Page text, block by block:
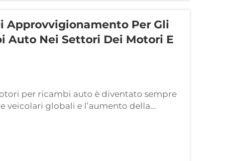
Approvvigionamento Per Gli
Auto Nei Settori Dei Motori E
per ricambi auto è diventato sempre
veicolari globali e l’aumento della
di motori per ricambi auto deve
qualitativi più stringenti...